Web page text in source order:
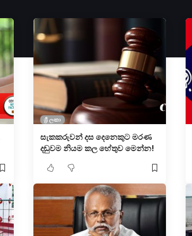
ශ්‍රී ලංකා
සැකකරුවන් දස දෙනෙකුට මරණ
දඬුවම නියම කල හේතුව මෙන්න!